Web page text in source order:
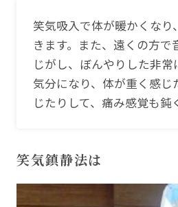
笑気吸入で体が暖かくなり
きます。また、遠くの方で
じがし、ぼんやりした非
気分になり、体が重く感じ
じたりして、痛み感覚も鈍
笑気鎮静法は